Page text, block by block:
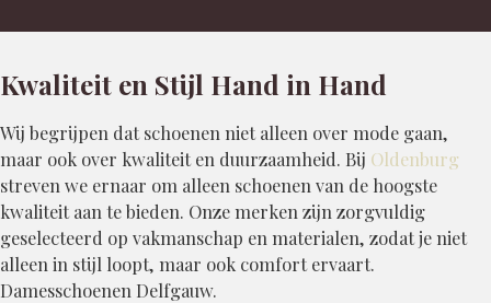
Kwaliteit en Stijl Hand in Hand
Wij begrijpen dat schoenen niet alleen over mode gaan,
maar ook over kwaliteit en duurzaamheid. Bij Oldenburg
streven we ernaar om alleen schoenen van de hoogste
kwaliteit aan te bieden. Onze merken zijn zorgvuldig
geselecteerd op vakmanschap en materialen, zodat je niet
alleen in stijl loopt, maar ook comfort ervaart.
Damesschoenen Delfgauw.